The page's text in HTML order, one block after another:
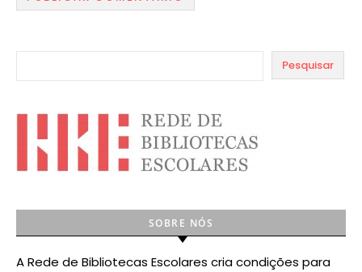
Pesquisar
SOBRE NÓS
A Rede de Bibliotecas Escolares cria condições para